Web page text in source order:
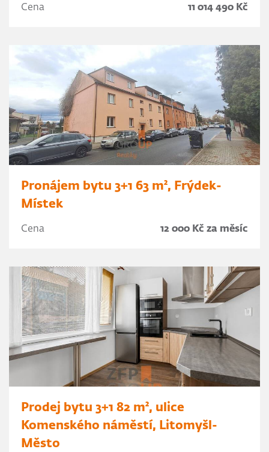
Cena 11 014 490 Kč
Pronájem bytu 3+1 63 m², Frýdek-
Místek
Cena 12 000 Kč za měsíc
Prodej bytu 3+1 82 m², ulice
Komenského náměstí, Litomyšl-
Město